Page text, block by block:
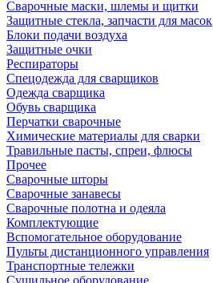
Сварочные маски, шлемы и щитки
Защитные стекла, запчасти для масок
Блоки подачи воздуха
Защитные очки
Респираторы
Спецодежда для сварщиков
Одежда сварщика
Обувь сварщика
Перчатки сварочные
Химические материалы для сварки
Травильные пасты, спреи, флюсы
Прочее
Сварочные шторы
Сварочные занавесы
Сварочные полотна и одеяла
Комплектующие
Вспомогательное оборудование
Пульты дистанционного управления
Транспортные тележки
Сушильное оборудование